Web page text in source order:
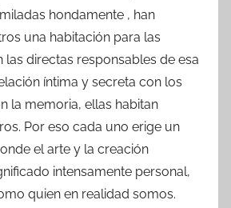
hondamente , han
una habitación para las
las directas responsables de esa
íntima y secreta con los
la memoria, ellas habitan
Por eso cada uno erige un
el arte y la creación
intensamente personal,
quien en realidad somos.